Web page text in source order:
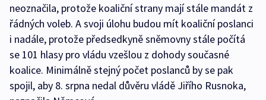
neoznačila, protože koaliční strany mají stále mandát z
řádných voleb. A svoji úlohu budou mít koaliční poslanci
i nadále, protože předsedkyně sněmovny stále počítá
se 101 hlasy pro vládu vzešlou z dohody současné
koalice. Minimálně stejný počet poslanců by se pak
spojil, aby 8. srpna nedal důvěru vládě Jiřího Rusnoka,